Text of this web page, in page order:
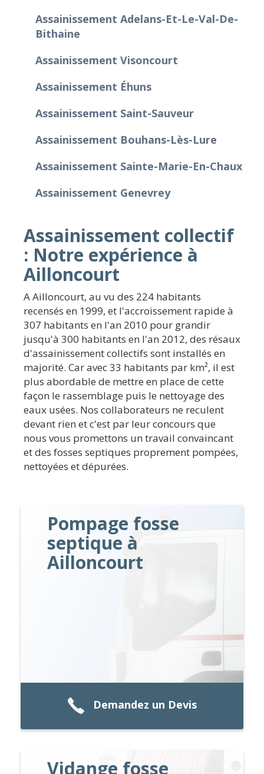
Assainissement Adelans-Et-Le-Val-De-
Bithaine
Assainissement Visoncourt
Assainissement Éhuns
Assainissement Saint-Sauveur
Assainissement Bouhans-Lès-Lure
Assainissement Sainte-Marie-En-Chaux
Assainissement Genevrey
Assainissement collectif
: Notre expérience à
Ailloncourt
A Ailloncourt, au vu des 224 habitants
recensés en 1999, et l'accroissement rapide à
307 habitants en l'an 2010 pour grandir
jusqu'à 300 habitants en l'an 2012, des résaux
d'assainissement collectifs sont installés en
majorité. Car avec 33 habitants par km², il est
plus abordable de mettre en place de cette
façon le rassemblage puis le nettoyage des
eaux usées. Nos collaborateurs ne reculent
devant rien et c'est par leur concours que
nous vous promettons un travail convaincant
et des fosses septiques proprement pompées,
nettoyées et dépurées.
Pompage fosse
septique à
Ailloncourt
Demandez un Devis
Vidange fosse